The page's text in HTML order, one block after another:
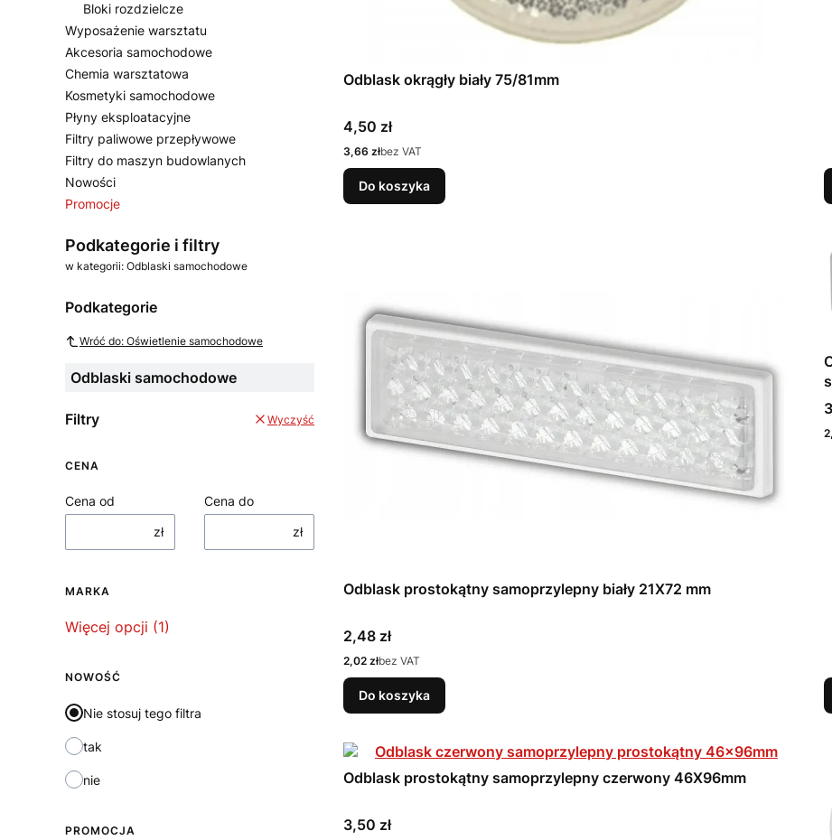
Bloki rozdzielcze
Wyposażenie warsztatu
Akcesoria samochodowe
Chemia warsztatowa
Kosmetyki samochodowe
Płyny eksploatacyjne
Filtry paliwowe przepływowe
Filtry do maszyn budowlanych
Nowości
Promocje
Podkategorie i filtry
w kategorii: Odblaski samochodowe
Podkategorie
Wróć do: Oświetlenie samochodowe
Odblaski samochodowe
Filtry Wyczyść
CENA
Cena od
zł
Cena do
zł
MARKA
Marka
Więcej opcji (1)
NOWOŚĆ
Nie stosuj tego filtra
tak
nie
PROMOCJA
Odblask okrągły biały 75/81mm
Cena
4,50 zł
Cena
3,66 złbez VAT
Do koszyka
Odblask prostokątny samoprzylepny biały 21X72 mm
Cena
2,48 zł
Cena
2,02 złbez VAT
Do koszyka
Odblask prostokątny samoprzylepny czerwony 46X96mm
Cena
3,50 zł